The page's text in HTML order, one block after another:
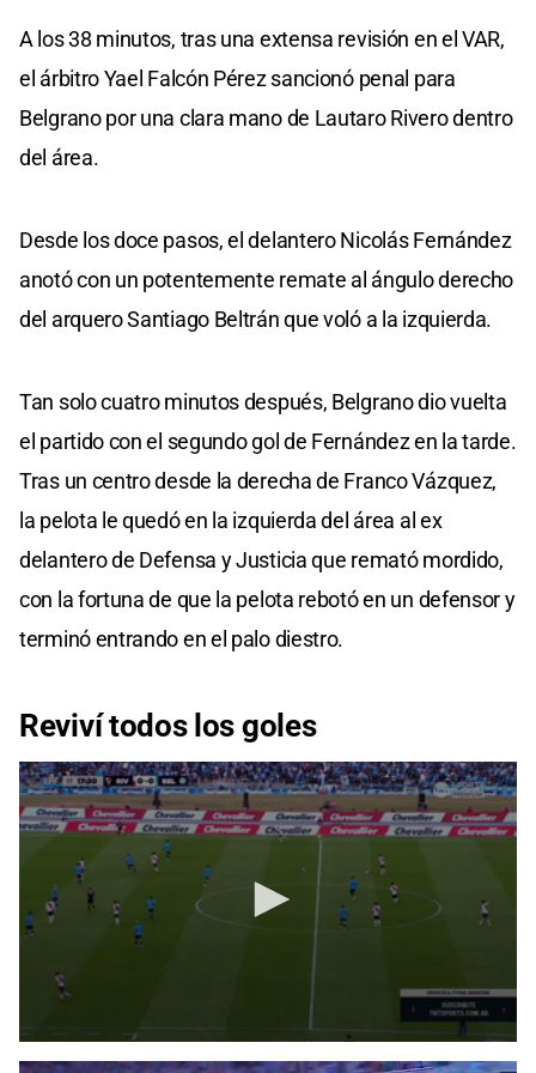
A los 38 minutos, tras una extensa revisión en el VAR,
el árbitro Yael Falcón Pérez sancionó penal para
Belgrano por una clara mano de Lautaro Rivero dentro
del área.
Desde los doce pasos, el delantero Nicolás Fernández
anotó con un potentemente remate al ángulo derecho
del arquero Santiago Beltrán que voló a la izquierda.
Tan solo cuatro minutos después, Belgrano dio vuelta
el partido con el segundo gol de Fernández en la tarde.
Tras un centro desde la derecha de Franco Vázquez,
la pelota le quedó en la izquierda del área al ex
delantero de Defensa y Justicia que remató mordido,
con la fortuna de que la pelota rebotó en un defensor y
terminó entrando en el palo diestro.
Reviví todos los goles
seconds